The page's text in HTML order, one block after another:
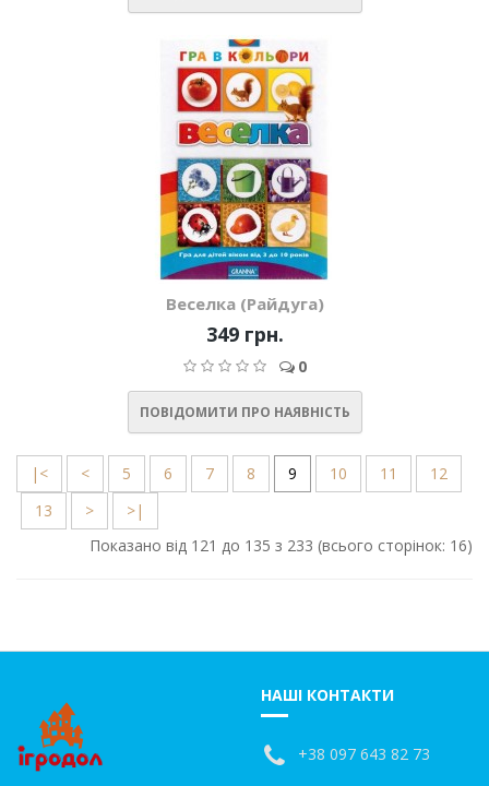
Веселка (Райдуга)
349 грн.
0
ПОВІДОМИТИ ПРО НАЯВНІСТЬ
|< < 5 6 7 8 9 10 11
12
13
>
>|
Показано від 121 до 135 з 233 (всього сторінок: 16)
НАШІ КОНТАКТИ
+38 097 643 82 73